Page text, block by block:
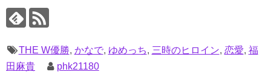
THE W優勝, かなで, ゆめっち, 三時のヒロイン, 恋愛, 福
田麻貴
phk21180